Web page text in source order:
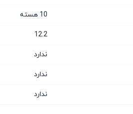
10 هسته
12.2
ندارد
ندارد
ندارد